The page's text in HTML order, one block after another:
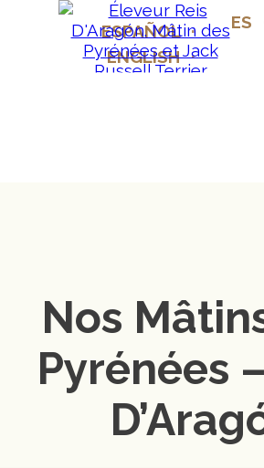
ESPAÑOL ·
ENGLISH ·
ES
Nos
Pyrénées